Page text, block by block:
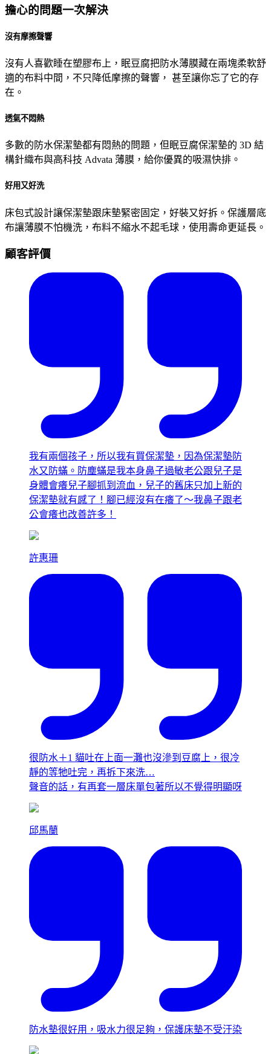
擔⼼的問題⼀次解決
沒有摩擦聲響
沒有⼈喜歡睡在塑膠布上，眠⾖腐把防⽔薄膜藏在兩塊柔軟舒
適的布料中間，不只降低摩擦的聲響， 甚⾄讓你忘了它的存
在。
透氣不悶熱
多數的防⽔保潔墊都有悶熱的問題，但眠⾖腐保潔墊的 3D 結
構針織布與⾼科技 Advata 薄膜，給你優異的吸濕快排。
好⽤⼜好洗
床包式設計讓保潔墊跟床墊緊密固定，好裝⼜好拆。保護層底
布讓薄膜不怕機洗，布料不縮⽔不起⽑球，使⽤壽命更延長。
顧客評價
我有兩個孩子，所以我有買保潔墊，因為保潔墊防
水又防蟎。防塵蟎是我本身鼻子過敏老公跟兒子是
身體會癢兒子腳抓到流血，兒子的舊床只加上新的
保潔墊就有感了！腳已經沒有在癢了～我鼻子跟老
公會癢也改善許多！
許惠珊
很防水＋1 貓吐在上面一灘也沒滲到豆腐上，很冷
靜的等牠吐完，再拆下來洗…
聲音的話，有再套一層床單包著所以不覺得明顯呀
邱馬蘭
防水墊很好用，吸水力很足夠，保護床墊不受汙染